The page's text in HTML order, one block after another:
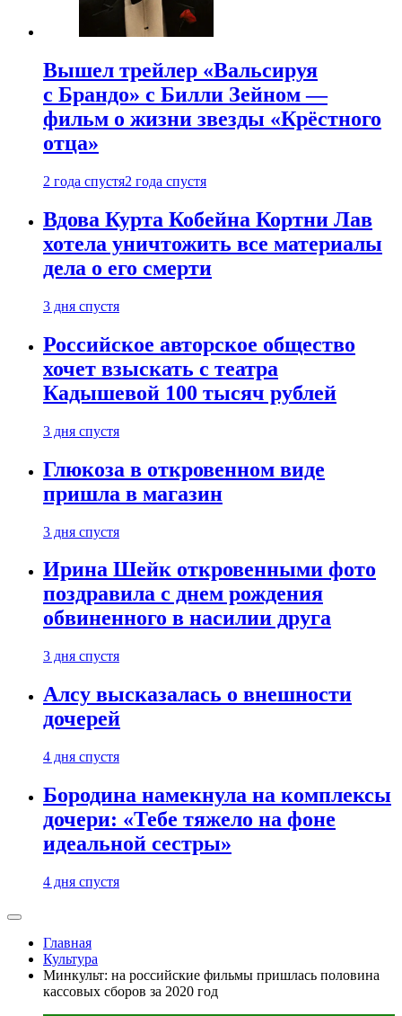
Вышел трейлер «Вальсируя
с Брандо» с Билли Зейном —
фильм о жизни звезды «Крёстного
отца»
2 года спустя2 года спустя
Вдова Курта Кобейна Кортни Лав
хотела уничтожить все материалы
дела о его смерти
3 дня спустя
Российское авторское общество
хочет взыскать с театра
Кадышевой 100 тысяч рублей
3 дня спустя
Глюкоза в откровенном виде
пришла в магазин
3 дня спустя
Ирина Шейк откровенными фото
поздравила с днем рождения
обвиненного в насилии друга
3 дня спустя
Алсу высказалась о внешности
дочерей
4 дня спустя
Бородина намекнула на комплексы
дочери: «Тебе тяжело на фоне
идеальной сестры»
4 дня спустя
Главная
Культура
Минкульт: на российские фильмы пришлась половина
кассовых сборов за 2020 год